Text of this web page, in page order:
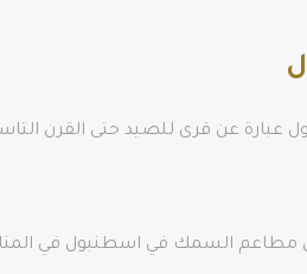
عبارة عن قرى للصيد حتى القرن
مطاعم السمك في اسطنبول في